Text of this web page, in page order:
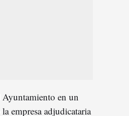
en un
empresa adjudicataria